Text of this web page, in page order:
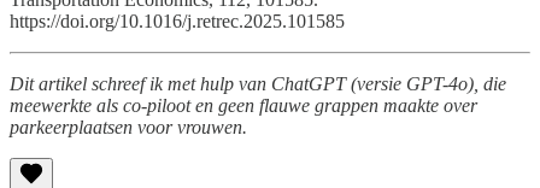
https://doi.org/10.1016/j.retrec.2025.101585
Dit artikel schreef ik met hulp van ChatGPT (versie GPT-4o), die
meewerkte als co-piloot en geen flauwe grappen maakte over
parkeerplaatsen voor vrouwen.